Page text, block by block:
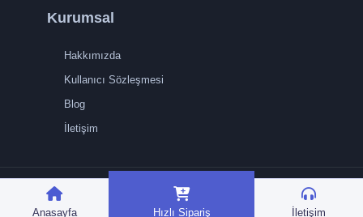
Anasayfa Hızlı Sipariş İletişim
Kurumsal
Hakkımızda
Kullanıcı Sözleşmesi
Blog
İletişim
TRMedya 2026 © Tüm
hakları saklıdır.